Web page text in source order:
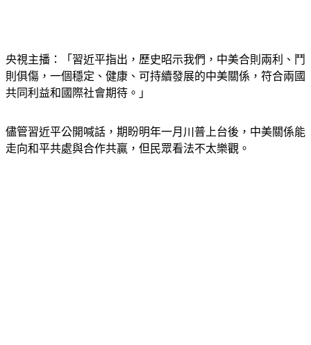
則俱傷，一個穩定、健康、可持續發展的中美關係，符合兩國
共同利益和國際社會期待。」
走向和平共處與合作共贏，但民眾看法不太樂觀。